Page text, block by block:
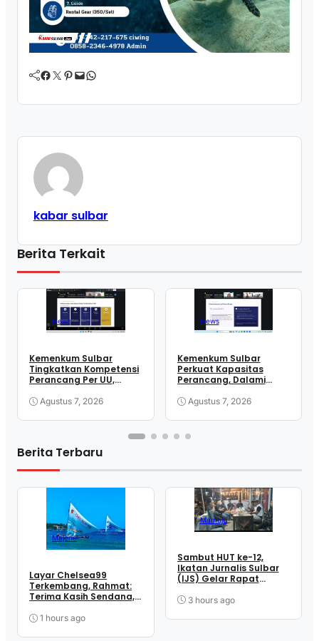
Facebook Twitter Pinterest Mail WhatsApp
kabar sulbar
Berita Terkait
News
Kemenkum Sulbar
Tingkatkan Kompetensi
Perancang Per UU,
Berkualitas
Agustus 7, 2026
News
Kemenkum Sulbar
Perkuat Kapasitas
Perancang, Dalami
Pengundangan
Agustus 7, 2026
Berita Terbaru
Majene
Layar Chelsea99
Terkembang, Rahmat:
Terima Kasih Sendana,
Penopang Perjuangan
1 hours ago
Mamuju
Sambut HUT ke-12,
Ikatan Jurnalis Sulbar
(IJS) Gelar Rapat
Panitia
3 hours ago